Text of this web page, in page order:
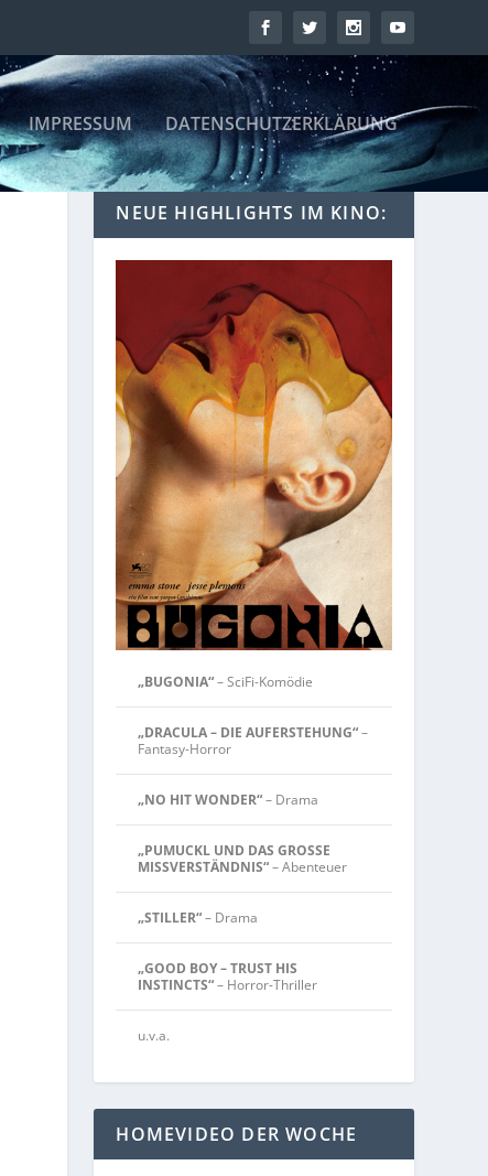
IMPRESSUM DATENSCHUTZERKLÄRUNG
NEUE HIGHLIGHTS IM KINO:
„BUGONIA“– SciFi-Komödie
„DRACULA – DIE AUFERSTEHUNG“–
Fantasy-Horror
„NO HIT WONDER“– Drama
„PUMUCKL UND DAS GROSSE
MISSVERSTÄNDNIS“– Abenteuer
„STILLER“– Drama
„GOOD BOY – TRUST HIS
INSTINCTS“– Horror-Thriller
u.v.a.
HOMEVIDEO DER WOCHE